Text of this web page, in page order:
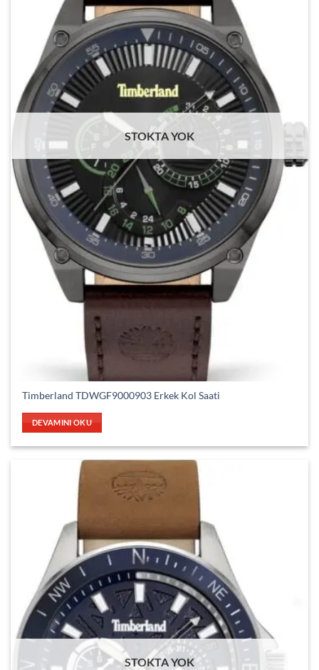
STOKTA YOK
Timberland TDWGF9000903 Erkek Kol Saati
DEVAMINI OKU
STOKTA YOK